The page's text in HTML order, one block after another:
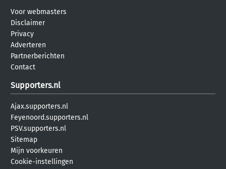
Voor webmasters
Disclaimer
Privacy
Adverteren
Partnerberichten
Contact
Supporters.nl
Ajax.supporters.nl
Feyenoord.supporters.nl
PSV.supporters.nl
Sitemap
Mijn voorkeuren
Cookie-instellingen